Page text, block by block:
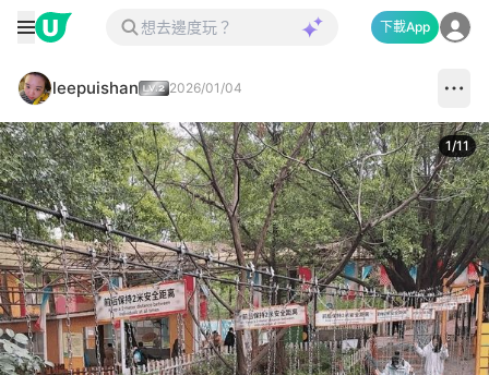
下載App
leepuishan 2026/01/04
1/11